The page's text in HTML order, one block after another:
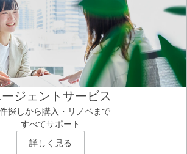
ジェントサービス
探しから購入・リノベまで
すべてサポート
詳しく見る